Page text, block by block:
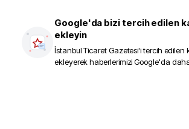
Google'da bizi tercih edilen
ekleyin
İstanbul Ticaret Gazetesi'i tercih edilen
ekleyerek haberlerimizi Google'da